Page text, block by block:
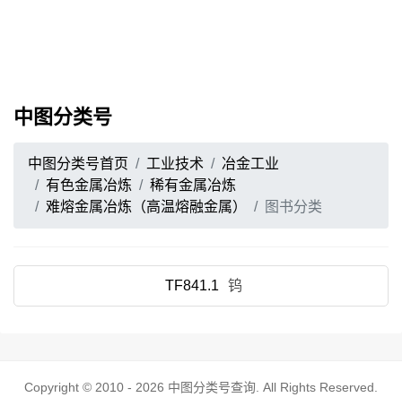
中图分类号
中图分类号首页 工业技术
冶金工业
有色金属冶炼
稀有金属冶炼
难熔金属冶炼（高温熔融金属）
图书分类
TF841.1 钨
Copyright © 2010 - 2026 中图分类号查询 . All Rights Reserved.